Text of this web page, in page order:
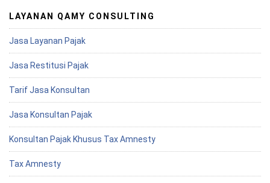
LAYANAN QAMY CONSULTING
Jasa Layanan Pajak
Jasa Restitusi Pajak
Tarif Jasa Konsultan
Jasa Konsultan Pajak
Konsultan Pajak Khusus Tax Amnesty
Tax Amnesty